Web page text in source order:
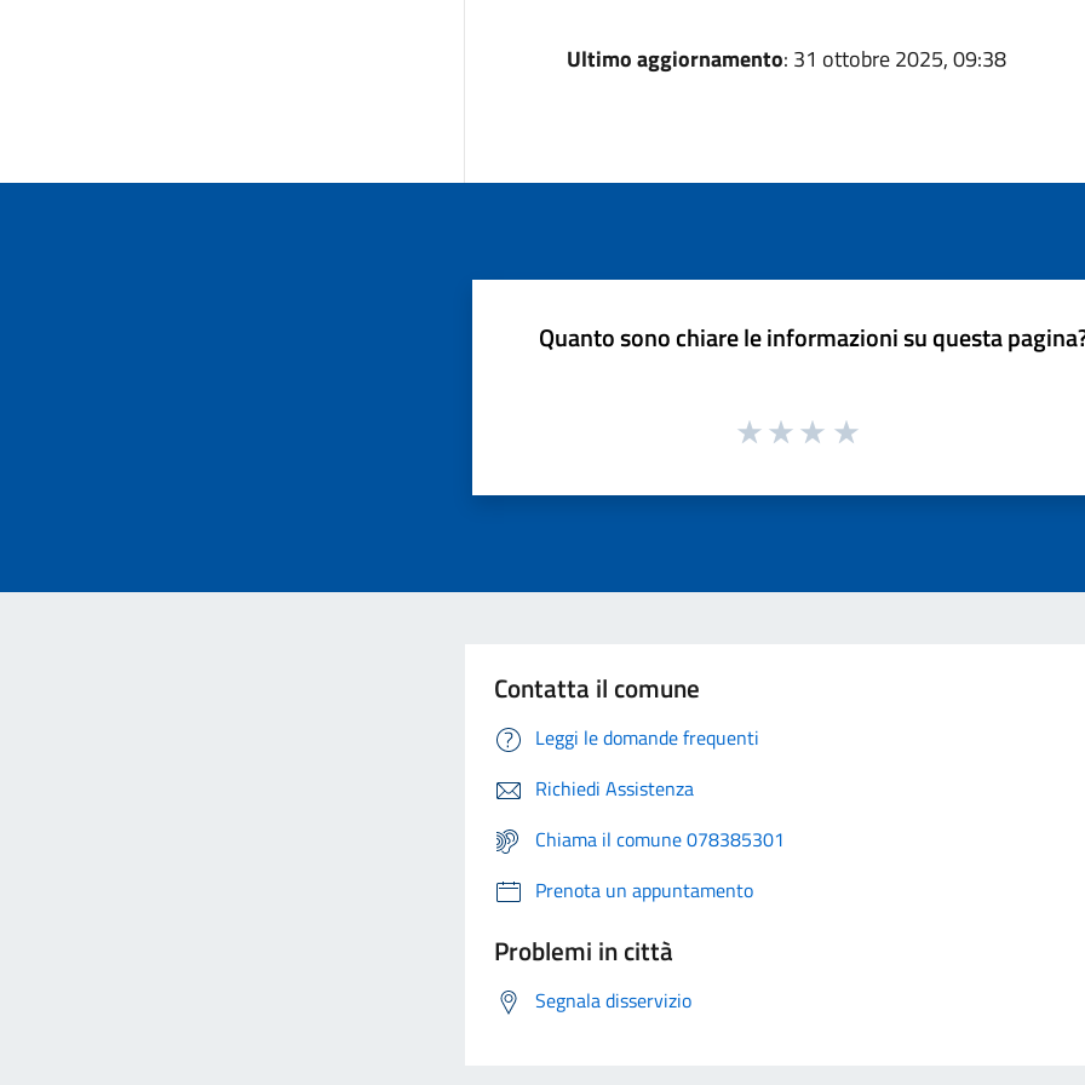
Ultimo aggiornamento: 31 ottobre 2025, 09:38
Quanto sono chiare le informazioni su questa
Contatta il comune
Leggi le domande frequenti
Richiedi Assistenza
Chiama il comune 078385301
Prenota un appuntamento
Problemi in città
Segnala disservizio